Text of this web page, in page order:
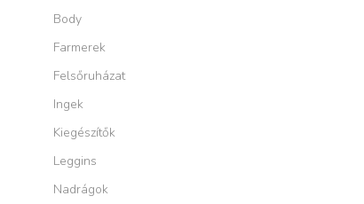
Body
Farmerek
Felsőruházat
Ingek
Kiegészítők
Leggins
Nadrágok